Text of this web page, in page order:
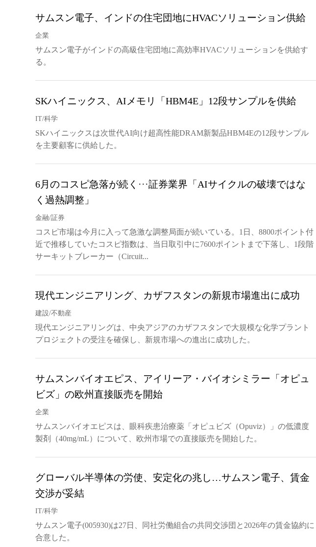
サムスン電子、インドの住宅団地にHVACソリューション供給
企業
サムスン電子がインドの高級住宅団地に高効率HVACソリューションを供給す
る。
SKハイニックス、AIメモリ「HBM4E」12段サンプルを供給
IT/科学
SKハイニックスは次世代AI向け超高性能DRAM新製品HBM4Eの12段サンプル
を主要顧客に供給した。
6月のコスピ急落が続く···証券業界「AIサイクルの破壊ではな
く過熱調整」
金融/証券
コスピ市場は今月に入って急激な調整局面が続いている。1日、8800ポイント付
近で推移していたコスピ指数は、当日取引中に7600ポイントまで下落し、1段階
サーキットブレーカー（Circuit...
現代エンジニアリング、カザフスタンの新規市場進出に成功
建設/不動産
現代エンジニアリングは、中央アジアのカザフスタンで大規模な化学プラント
プロジェクトの受注を確保し、新規市場への進出に成功した。
サムスンバイオエピス、アイリーア・バイオシミラー「オピュ
ビズ」の欧州直接販売を開始
企業
サムスンバイオエピスは、眼科疾患治療薬「オピュビズ（Opuviz）」の低濃度
製剤（40mg/mL）について、欧州市場での直接販売を開始した。
グローバル半導体の労使、安定化の兆し…サムスン電子、賃金
交渉が妥結
IT/科学
サムスン電子(005930)は27日、同社労働組合の共同交渉団と2026年の賃金協約に
合意した。